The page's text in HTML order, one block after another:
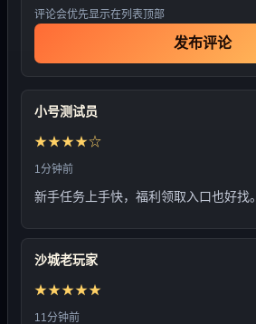
评论会优先显示在列表顶部
发布评论
小号测试员
★★★★☆
1分钟前
新手任务上手快，福利领取入口也好找。
沙城老玩家
★★★★★
11分钟前